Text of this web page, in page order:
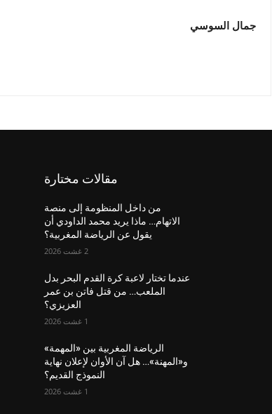
جمال السوسي
مقالات مختارة
من داخل المنظومة إلى منصة
الاتهام… ماذا يريد محمد الداودي أن
يقول عن الرياضة المغربية؟
2 غشت 2026
عندما تختار لاعبة كرة القدم البحر بدل
الملعب… من قتل فاتن بن عمر
العزيزي؟
1 غشت 2026
الرياضة المغربية بين «المهمة»
و«المهنة»… هل آن الأوان لإعلان نهاية
النموذج القديم؟
1 غشت 2026